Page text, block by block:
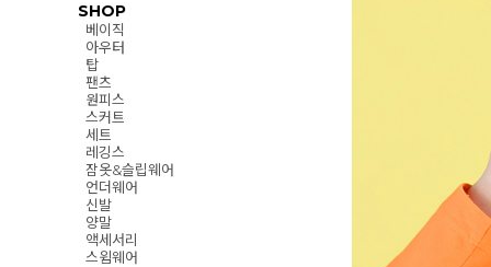
SHOP
베이직
아우터
탑
팬츠
원피스
스커트
세트
레깅스
잠옷&슬립웨어
언더웨어
신발
양말
액세서리
스윔웨어